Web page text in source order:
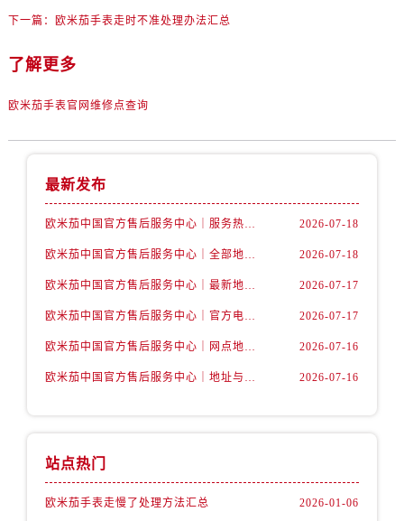
辽宁省盘锦市兴隆台区石油大街售后服务中心（需提前预约）
辽宁省沈阳市沈河区中街路83号亨得利名表维修授权店1楼售后服务中心（需提前预约）
北京市朝阳区建国门外大街甲6号华熙国际中心D座11层1102室售后服务中心（需提前预约）
北京市东城区东长安街1号王府井东方广场W3座6层602室售后服务中心（需提前预约）
内蒙古自治区赤峰市红山区哈达街售后服务中心（需提前预约）
下一篇： 欧米茄手表走时不准处理办法汇总
了解更多
欧米茄手表官网维修点查询
最新发布
欧米茄中国官方售后服务中心｜服务热线及详细地址权威信息公告（2026年7月最新） 2026-07-18
欧米茄中国官方售后服务中心｜全部地址与售后电话权威信息声明（2026年7月最新） 2026-07-18
欧米茄中国官方售后服务中心｜最新地址及官方服务热线权威信息公告（2026年7月最新） 2026-07-17
欧米茄中国官方售后服务中心｜官方电话和维修地址权威信息公告（2026年7月最新） 2026-07-17
欧米茄中国官方售后服务中心｜网点地址和官方热线权威信息通知（2026年7月最新） 2026-07-16
欧米茄中国官方售后服务中心｜地址与24小时服务电话权威信息公告（2026年7月最新） 2026-07-16
站点热门
欧米茄手表走慢了处理方法汇总 2026-01-06